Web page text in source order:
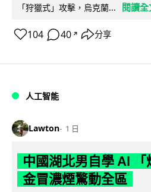
「狩獵式」攻擊，烏克蘭...
閱讀全
104 40 ↗ 分享
人工智能
Lawton 1 日
中國湖北男自學 AI
金冒濃煙驚動全區